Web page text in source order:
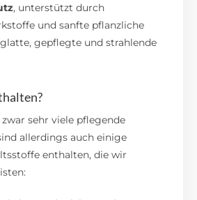
, unterstützt durch
und sanfte pflanzliche
gepflegte und strahlende
sehr viele pflegende
allerdings auch einige
enthalten, die wir